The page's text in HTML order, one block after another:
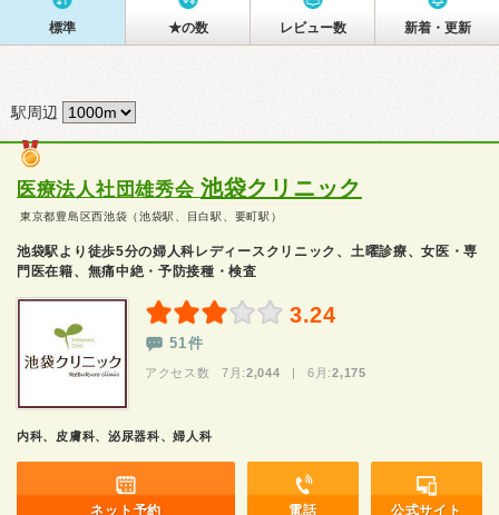
標準 ★の数 レビュー数 新着・更新
駅周辺
医療法人社団雄秀会 池袋クリニック
東京都豊島区西池袋（池袋駅、目白駅、要町駅）
池袋駅より徒歩5分の婦人科レディースクリニック、土曜診療、女医・専
門医在籍、無痛中絶・予防接種・検査
3.24
51件
アクセス数 7月:2,044 | 6月:2,175
内科、皮膚科、泌尿器科、婦人科
ネット予約 電話 公式サイト